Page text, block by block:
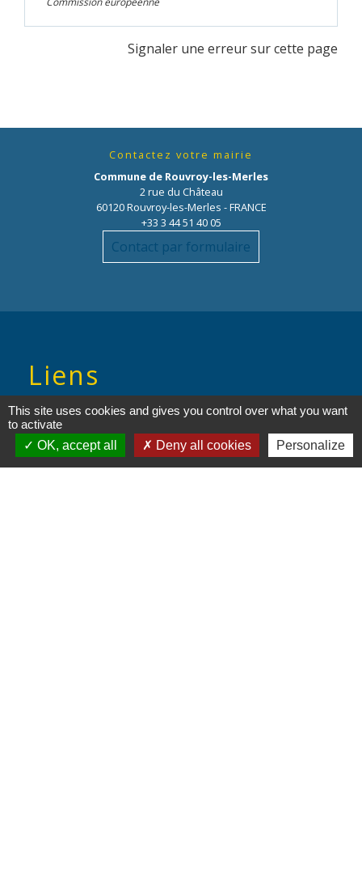
Signaler une erreur sur cette page
Contactez votre mairie
Commune de Rouvroy-les-Merles
2 rue du Château
60120 Rouvroy-les-Merles - FRANCE
+33 3 44 51 40 05
Contact par formulaire
Liens
Oise mobilité
Service Public
This site uses cookies and gives you control over what you want
to activate
OK, accept all
Deny all cookies Personalize